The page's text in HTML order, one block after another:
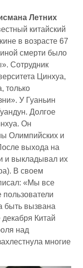
Летних
китайский
в возрасте 67
смерти было
Сотрудник
Цинхуа,
только
У Гуаньин
Долгое
Он
Олимпийских и
выхода на
и выкладывал их
В своем
«Мы все
быть вызвана
Китай
над
многие